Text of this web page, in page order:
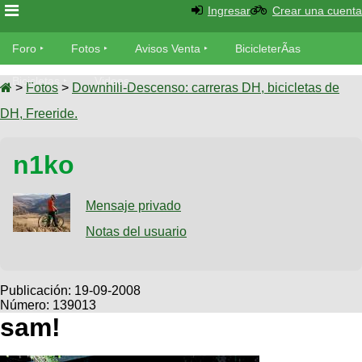
Foro
Foro
TÃ©cnica
Fotos
tu foto
Galeria
XC
Viajes
Descenso
SUBÃ
tu
Buscar
Ultimos
Fotos
BicicleterÃ­
as
Bicicletas
Tandem
Videos
Cicloturismo
Ingresar Crear una cuenta
Foro Fotos Avisos Venta BicicleterÃ­as
Bicicletas Videos
> Fotos > Downhill-Descenso: carreras DH, bicicletas de
DH, Freeride.
n1ko
Mensaje privado
Notas del usuario
Publicación: 19-09-2008
Número: 139013
sam!